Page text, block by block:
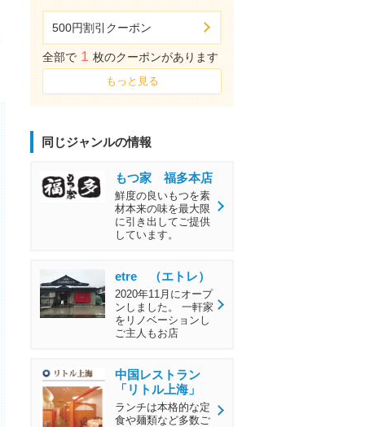
500円割引クーポン
全部で1 枚のクーポンがあります
もっと見る
同じジャンルの情報
もつ家 福多本店
鮮度の良いもつを素
材本来の味を最大限
に引き出してご提供
しています。
etre （エトレ）
2020年11月にオープ
ンしました。 一軒家
をリノベーションし
ご主人もお店
中国レストラン
「リトル上海」
ランチは本格的な定
食や麺類など多数ご